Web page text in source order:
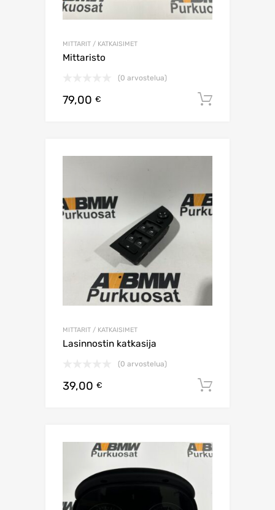
MITTARIT / KATKAISIMET
Mittaristo
(0 arvostelua)
79,00 €
MITTARIT / KATKAISIMET
Lasinnostin katkasija
(0 arvostelua)
39,00 €